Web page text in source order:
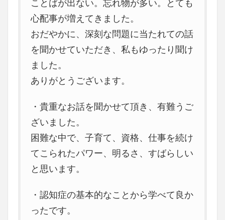
ことばが出ない。忘れ物が多い。とても
心配事が増えてきました。
おだやかに、深刻な問題に当たれての話
を聞かせていただき、私もゆったり聞け
ました。
ありがとうございます。
・貴重なお話を聞かせて頂き、有難うご
ざいました。
困難な中で、子育て、資格、仕事を続け
てこられたパワー、明るさ、すばらしい
と思います。
・認知症の基本的なことから学べて良か
ったです。